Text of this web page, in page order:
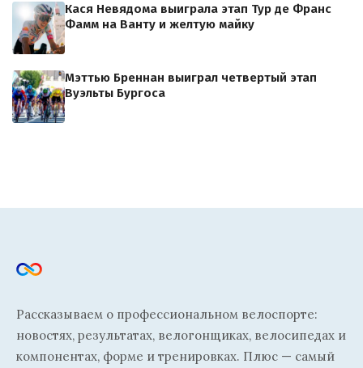
Кася Невядома выиграла этап Тур де Франс
Фамм на Ванту и желтую майку
Мэттью Бреннан выиграл четвертый этап
Вуэльты Бургоса
Рассказываем о профессиональном велоспорте:
новостях, результатах, велогонщиках, велосипедах и
компонентах, форме и тренировках. Плюс — самый